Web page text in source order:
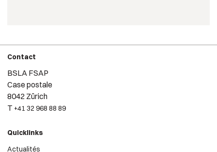
Contact
BSLA FSAP
Case postale
8042 Zürich
T +41 32 968 88 89
Quicklinks
Actualités